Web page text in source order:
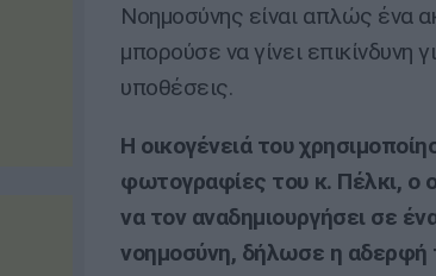
Νοημοσύνης είναι απλώς ένα
μπορούσε να γίνει επικίνδυνη
υποθέσεις.
Η οικογένειά του
φωτογραφίες του κ. Πέλκι, ο
να τον αναδημιουργήσει σε
νοημοσύνη, δήλωσε η αδερφή